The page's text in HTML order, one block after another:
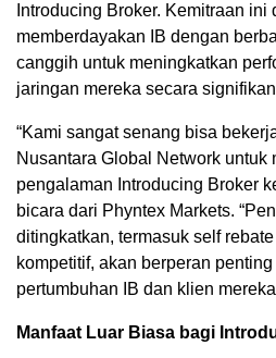
Introducing Broker. Kemitraan ini
memberdayakan IB dengan
canggih untuk meningkatkan
jaringan mereka secara
“Kami sangat senang bisa
Nusantara Global Network untuk
pengalaman Introducing Broker
bicara dari Phyntex Markets.
ditingkatkan, termasuk self
kompetitif, akan berperan
pertumbuhan IB dan klien
Manfaat Luar Biasa bagi